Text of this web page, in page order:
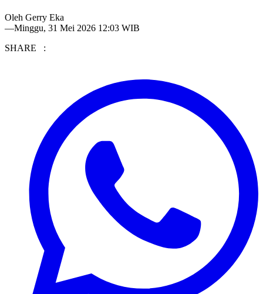
Oleh Gerry Eka
—Minggu, 31 Mei 2026 12:03 WIB
SHARE :